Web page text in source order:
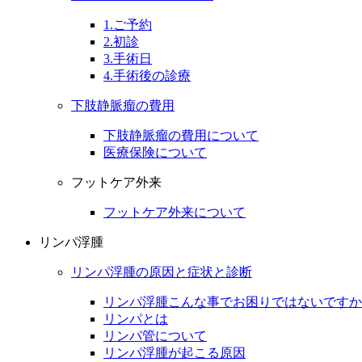
1.ご予約
2.初診
3.手術日
4.手術後の診療
下肢静脈瘤の費用
下肢静脈瘤の費用について
医療保険について
フットケア外来
フットケア外来について
リンパ浮腫
リンパ浮腫の原因と症状と診断
リンパ浮腫こんな事でお困りではないです
リンパとは
リンパ管について
リンパ浮腫が起こる原因